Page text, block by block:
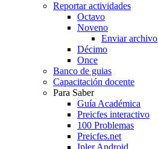
Reportar actividades
Octavo
Noveno
Enviar archivo
Décimo
Once
Banco de guias
Capacitación docente
Para Saber
Guía Académica
Preicfes interactivo
100 Problemas
Preicfes.net
Ipler Android